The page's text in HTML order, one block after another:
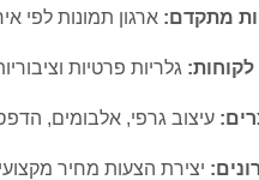
מתקדם: ארגון תמונות לפי
גלריות פרטיות
עיצוב גרפי, אלבומים,
יצירת הצעות מחיר